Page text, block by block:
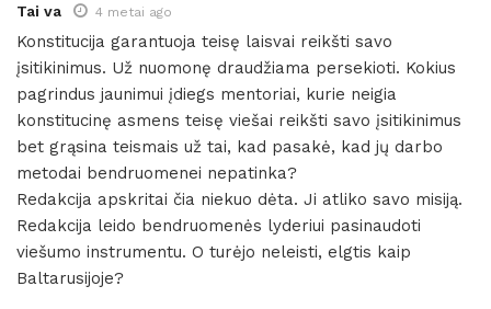
Tai va 4 metai ago
Konstitucija garantuoja teisę laisvai reikšti savo
įsitikinimus. Už nuomonę draudžiama persekioti. Kokius
pagrindus jaunimui įdiegs mentoriai, kurie neigia
konstitucinę asmens teisę viešai reikšti savo įsitikinimus
bet grąsina teismais už tai, kad pasakė, kad jų darbo
metodai bendruomenei nepatinka?
Redakcija apskritai čia niekuo dėta. Ji atliko savo misiją.
Redakcija leido bendruomenės lyderiui pasinaudoti
viešumo instrumentu. O turėjo neleisti, elgtis kaip
Baltarusijoje?